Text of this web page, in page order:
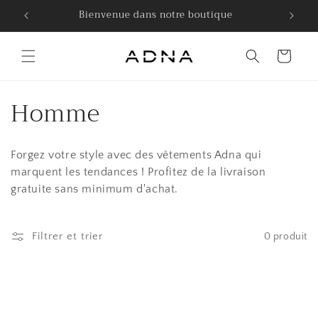
passer
Bienvenue dans notre boutique
Panier
C
o
l
l
e
Homme
Forgez votre style avec des vêtements Adna qui
marquent les tendances ! Profitez de la livraison
gratuite sans minimum d'achat.
Filtrer et trier 0 produit